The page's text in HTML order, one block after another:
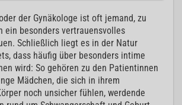
der Gynäkologe ist oft jemand, zu
ein besonders vertrauensvolles
Schließlich liegt es in der Natur
dass häufig über besonders intime
wird: So gehören zu den Patientinnen
Mädchen, die sich in ihrem
noch unsicher fühlen, werdende